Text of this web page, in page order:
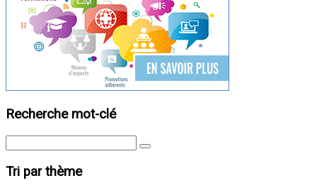
Recherche mot-clé
Tri par thème